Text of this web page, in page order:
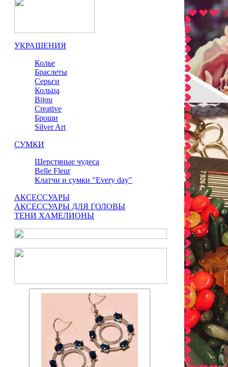
УКРАШЕНИЯ
Колье
Браслеты
Серьги
Кольца
Bijou
Сreative
Броши
Silver Art
СУМКИ
Шерстяные чудеса
Belle Fleur
Клатчи и сумки "Every day"
АКСЕССУАРЫ
АКСЕССУАРЫ ДЛЯ ГОЛОВЫ
ТЕНИ ХАМЕЛИОНЫ